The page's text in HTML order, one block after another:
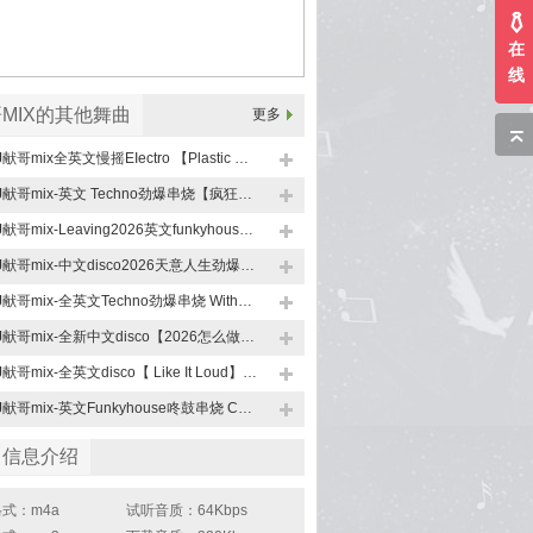
的其他舞曲 更多
DJ献哥mix全英文慢摇EIectro 【Plastic Dog2026】
DJ献哥mix-英文 Techno劲爆串烧【疯狂青蛙2026】
DJ献哥mix-Leaving2026英文funkyhouse慢摇串烧
DJ献哥mix-中文disco2026天意人生劲爆加快DJ串烧
DJ献哥mix-全英文Techno劲爆串烧 Without Me 2026
DJ献哥mix-全新中文disco【2026怎么做都是错】劲爆串烧
DJ献哥mix-全英文disco【 Like It Loud】劲爆串烧
DJ献哥mix-英文Funkyhouse咚鼓串烧 Christopher S Ft Flav Poison 2026
息介绍
：m4a
试听音质：64Kbps
在
线